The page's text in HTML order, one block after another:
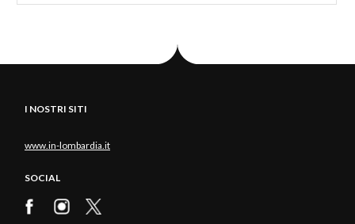
I NOSTRI SITI
www.in-lombardia.it
SOCIAL